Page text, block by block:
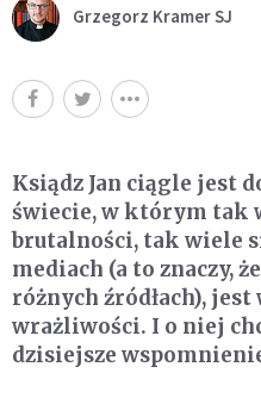
Grzegorz Kramer SJ
Ksiądz Jan ciągle jest
świecie, w którym tak
brutalności, tak wiele
mediach (a to znaczy,
różnych źródłach),
wrażliwości. I o niej
dzisiejsze